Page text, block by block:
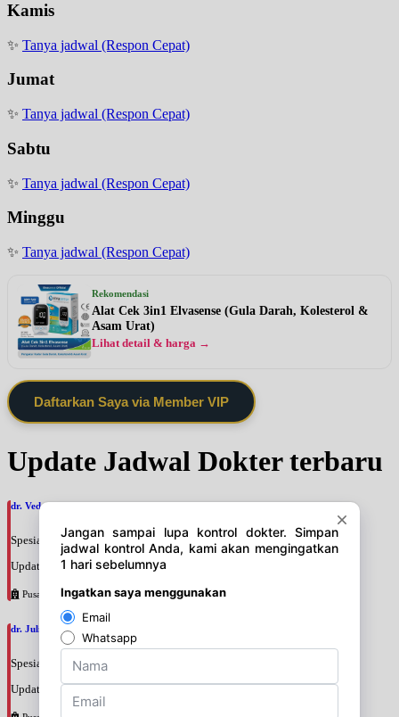
Kamis
✨ Tanya jadwal (Respon Cepat)
Jumat
✨ Tanya jadwal (Respon Cepat)
Sabtu
✨ Tanya jadwal (Respon Cepat)
Minggu
✨ Tanya jadwal (Respon Cepat)
Rekomendasi
Alat Cek 3in1 Elvasense (Gula Darah, Kolesterol &
Asam Urat)
Lihat detail & harga →
Daftarkan Saya via Member VIP
Update Jadwal Dokter terbaru
dr. Veda Charissa Nilampaka Parama Putri, SpM
Spesialis: Mata
Update terakhir: 2026-08-07 18:53:32
Pusat Pertamina
dr. Julianti Adji, SpM
Spesialis: Mata
Update terakhir: 2026-08-07 18:51:12